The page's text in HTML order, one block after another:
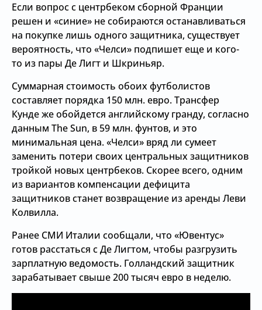
Если вопрос с центрбеком сборной Франции
решен и «синие» не собираются останавливаться
на покупке лишь одного защитника, существует
вероятность, что «Челси» подпишет еще и кого-
то из пары Де Лигт и Шкриньяр.
Суммарная стоимость обоих футболистов
составляет порядка 150 млн. евро. Трансфер
Кунде же обойдется английскому гранду, согласно
данным The Sun, в 59 млн. фунтов, и это
минимальная цена. «Челси» вряд ли сумеет
заменить потери своих центральных защитников
тройкой новых центрбеков. Скорее всего, одним
из вариантов компенсации дефицита
защитников станет возвращение из аренды Леви
Колвилла.
Ранее СМИ Италии сообщали, что «Ювентус»
готов расстаться с Де Лигтом, чтобы разгрузить
зарплатную ведомость. Голландский защитник
зарабатывает свыше 200 тысяч евро в неделю.